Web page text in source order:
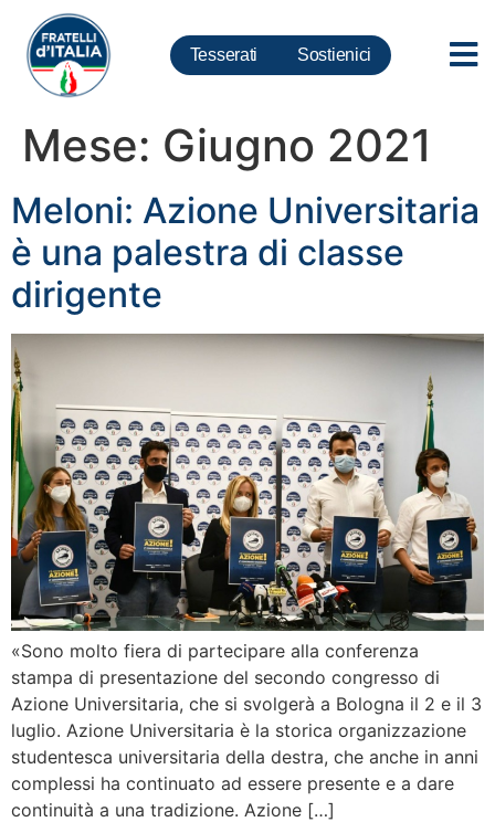
Tesserati Sostienici
Mese: Giugno 2021
Meloni: Azione Universitaria
è una palestra di classe
dirigente
«Sono molto fiera di partecipare alla conferenza
stampa di presentazione del secondo congresso di
Azione Universitaria, che si svolgerà a Bologna il 2 e il 3
luglio. Azione Universitaria è la storica organizzazione
studentesca universitaria della destra, che anche in anni
complessi ha continuato ad essere presente e a dare
continuità a una tradizione. Azione […]